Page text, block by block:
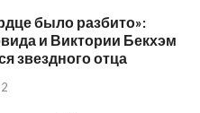
было разбито»:
и Виктории Бекхэм
звездного отца